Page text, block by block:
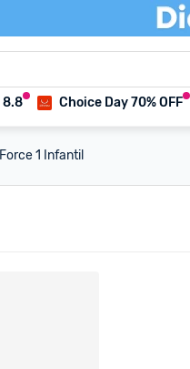
8.8 Choice Day 70% OFF
1 Infantil